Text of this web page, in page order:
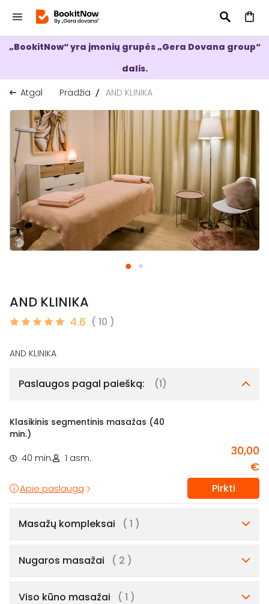
IEŠKOTI
„BookitNow“ yra įmonių grupės „Gera Dovana group“
dalis.
Atgal
Pradžia AND KLINIKA
AND KLINIKA
4.6 ( 10 )
Paslaugos pagal paiešką: (1)
Klasikinis segmentinis masažas (40
min.)
40 min. 1 asm.
30,00
€
Apie paslaugą Pirkti
Masažų kompleksai ( 1 )
Nugaros masažai ( 2 )
Viso kūno masažai ( 1 )